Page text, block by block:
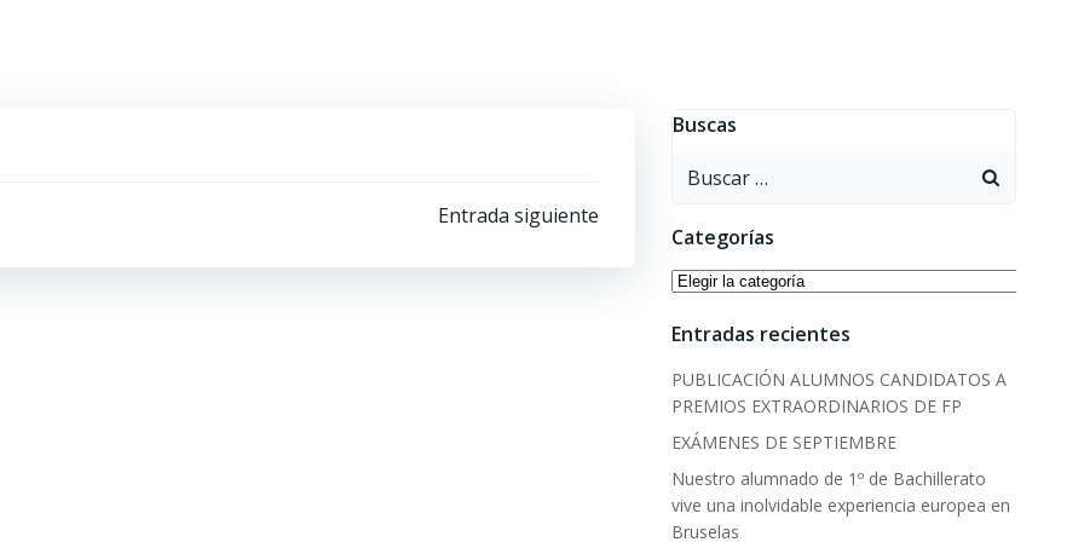
por
Entrada siguiente
Buscas
Buscar:
Categorías
Categorías
Entradas recientes
PUBLICACIÓN ALUMNOS CANDIDATOS A
PREMIOS EXTRAORDINARIOS DE FP
EXÁMENES DE SEPTIEMBRE
Nuestro alumnado de 1º de Bachillerato
vive una inolvidable experiencia europea en
Bruselas